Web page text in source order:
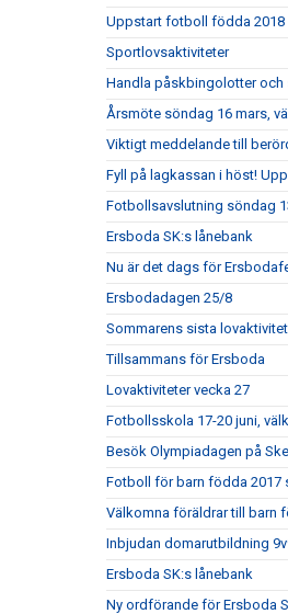
Uppstart fotboll födda 2018
Sportlovsaktiviteter
Handla påskbingolotter
Årsmöte söndag 16 mars,
Viktigt meddelande till
Fyll på lagkassan i höst!
Fotbollsavslutning söndag
Ersboda SK:s lånebank
Nu är det dags för
Ersbodadagen 25/8
Sommarens sista
Tillsammans för Ersboda
Lovaktiviteter vecka 27
Fotbollsskola 17-20 juni,
Besök Olympiadagen på
Fotboll för barn födda 2017
Välkomna föräldrar till barn
Inbjudan domarutbildning
Ersboda SK:s lånebank
Ny ordförande för Ersboda